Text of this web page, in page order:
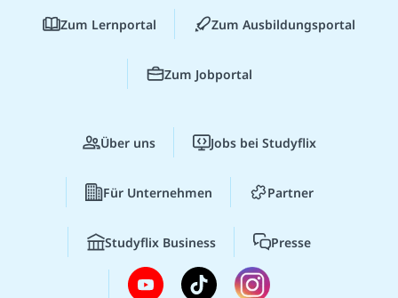
Zum Lernportal Zum Ausbildungsportal
Zum Jobportal
Über uns Jobs bei Studyflix
Für Unternehmen Partner
Studyflix Business Presse